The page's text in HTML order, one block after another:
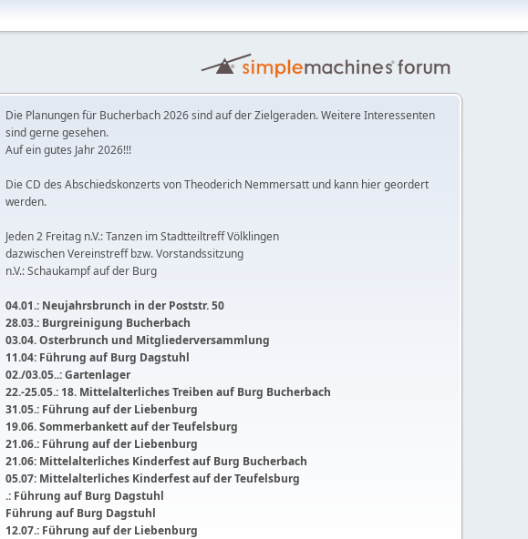
Die Planungen für Bucherbach 2026 sind auf der Zielgeraden. Weitere Interessenten
sind gerne gesehen.
Auf ein gutes Jahr 2026!!!
Die CD des Abschiedskonzerts von Theoderich Nemmersatt und kann hier geordert
werden.
Jeden 2 Freitag n.V.: Tanzen im Stadtteiltreff Völklingen
dazwischen Vereinstreff bzw. Vorstandssitzung
n.V.: Schaukampf auf der Burg
04.01.: Neujahrsbrunch in der Poststr. 50
28.03.: Burgreinigung Bucherbach
03.04. Osterbrunch und Mitgliederversammlung
11.04: Führung auf Burg Dagstuhl
02./03.05..: Gartenlager
22.-25.05.: 18. Mittelalterliches Treiben auf Burg Bucherbach
31.05.: Führung auf der Liebenburg
19.06. Sommerbankett auf der Teufelsburg
21.06.: Führung auf der Liebenburg
21.06: Mittelalterliches Kinderfest auf Burg Bucherbach
05.07: Mittelalterliches Kinderfest auf der Teufelsburg
.: Führung auf Burg Dagstuhl
Führung auf Burg Dagstuhl
12.07.: Führung auf der Liebenburg